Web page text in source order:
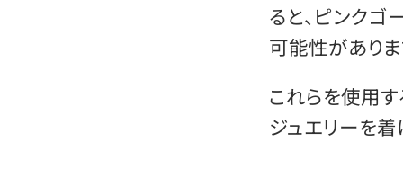
ると、ピンクゴ
可能性がありま
これらを使用
ジュエリーを着